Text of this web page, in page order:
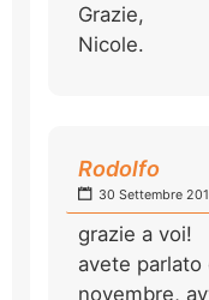
Grazie,
Nicole.
Rodolfo
30 Settembre
grazie a voi!
avete parlato
novembre,